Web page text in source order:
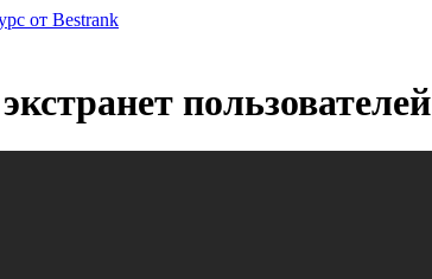
от Bestrank
пользователей